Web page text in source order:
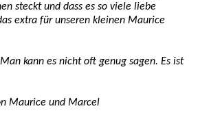
steckt und dass es so viele liebe
extra für unseren kleinen Maurice
kann es nicht oft genug sagen. Es ist
Maurice und Marcel